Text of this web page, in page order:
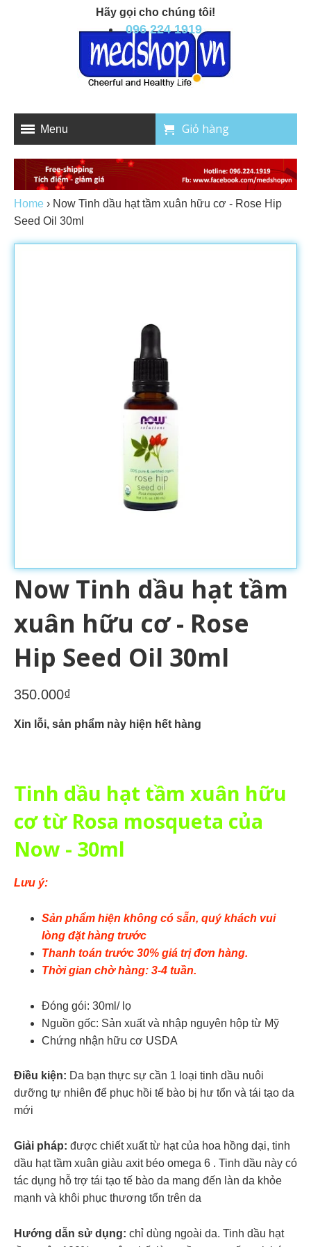
Menu Giỏ hàng
Hãy gọi cho chúng tôi!
096 224 1919
Home › Now Tinh dầu hạt tầm xuân hữu cơ - Rose Hip
Seed Oil 30ml
Now Tinh dầu hạt tầm
xuân hữu cơ - Rose
Hip Seed Oil 30ml
350.000₫
Xin lỗi, sản phẩm này hiện hết hàng
Tinh dầu hạt tầm xuân hữu
cơ từ Rosa mosqueta của
Now - 30ml
Lưu ý:
Sản phẩm hiện không có sẵn, quý khách vui
lòng đặt hàng trước
Thanh toán trước 30% giá trị đơn hàng.
Thời gian chờ hàng: 3-4 tuần.
Đóng gói: 30ml/ lọ
Nguồn gốc: Sản xuất và nhập nguyên hộp từ Mỹ
Chứng nhận hữu cơ USDA
Điều kiện: Da bạn thực sự cần 1 loại tinh dầu nuôi
dưỡng tự nhiên để phục hồi tế bào bị hư tổn và tái tạo da
mới
Giải pháp: được chiết xuất từ hạt của hoa hồng dại, tinh
dầu hạt tầm xuân giàu axit béo omega 6 . Tinh dầu này có
tác dụng hỗ trợ tái tạo tế bào da mang đến làn da khỏe
mạnh và khôi phục thương tổn trên da
Hướng dẫn sử dụng: chỉ dùng ngoài da. Tinh dầu hạt